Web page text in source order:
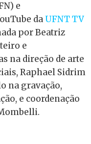
e
da UFNT TV
por Beatriz
e
na direção de arte
Raphael Sidrim
na gravação,
e coordenação